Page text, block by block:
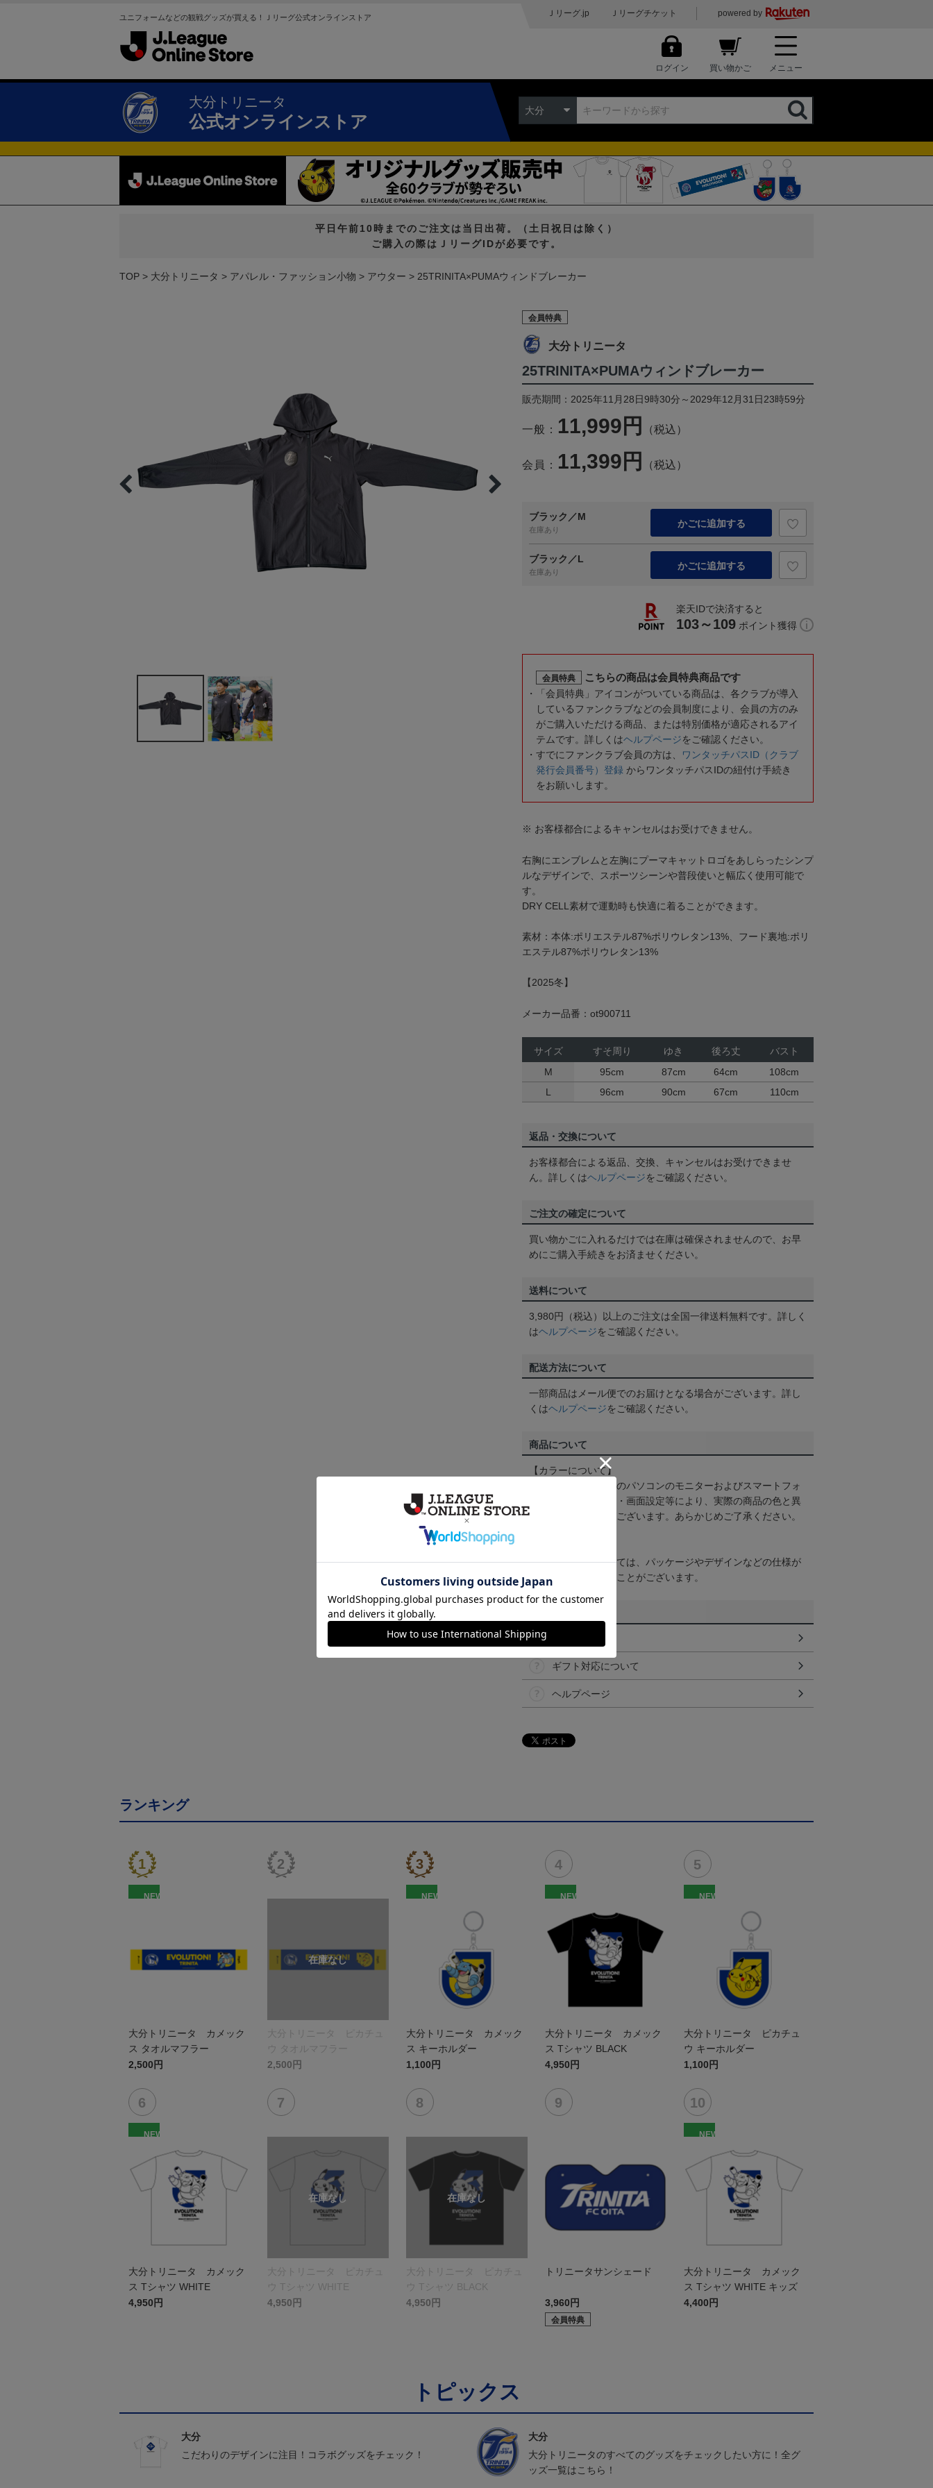
ユニフォームなどの観戦グッズが買える！Ｊリーグ公式オンラインストア Ｊリーグ.jp Ｊリーグチケット powered by
ログイン 買い物かご メニュー
大分トリニータ
公式オンラインストア
大分
平日午前10時までのご注文は当日出荷。（土日祝日は除く）
ご購入の際はＪリーグIDが必要です。
TOP 大分トリニータ アパレル・ファッション小物 アウター 25TRINITA×PUMAウィンドブレーカー
会員特典
大分トリニータ
25TRINITA×PUMAウィンドブレーカー
販売期間：2025年11月28日9時30分～2029年12月31日23時59分
一般： 11,999円 （税込）
会員： 11,399円 （税込）
ブラック／M
在庫あり
かごに追加する
ブラック／L
在庫あり
かごに追加する
楽天IDで決済すると
103～109 ポイント獲得
会員特典 こちらの商品は会員特典商品です
「会員特典」アイコンがついている商品は、各クラブが導入
しているファンクラブなどの会員制度により、会員の方のみ
がご購入いただける商品、または特別価格が適応されるアイ
テムです。詳しくはヘルプページをご確認ください。
すでにファンクラブ会員の方は、
ワンタッチパスID（クラブ
発行会員番号）登録 からワンタッチパスIDの紐付け手続き
をお願いします。
※ お客様都合によるキャンセルはお受けできません。
右胸にエンブレムと左胸にプーマキャットロゴをあしらったシンプ
ルなデザインで、スポーツシーンや普段使いと幅広く使用可能で
す。
DRY CELL素材で運動時も快適に着ることができます。
素材：本体:ポリエステル87%ポリウレタン13%、フード裏地:ポリ
エステル87%ポリウレタン13%
【2025冬】
メーカー品番：ot900711
サイズ すそ周り ゆき 後ろ丈
バスト
M
95cm 87cm 64cm
108cm
L
96cm 90cm 67cm 110cm
返品・交換について
お客様都合による返品、交換、キャンセルはお受けできませ
ん。詳しくはヘルプページをご確認ください。
ご注文の確定について
買い物かごに入れるだけでは在庫は確保されませんので、お早
めにご購入手続きをお済ませください。
送料について
3,980円（税込）以上のご注文は全国一律送料無料です。詳しく
はヘルプページをご確認ください。
配送方法について
一部商品はメール便でのお届けとなる場合がございます。詳し
くはヘルプページをご確認ください。
商品について
【カラーについて】
商品画像は、お使いのパソコンのモニターおよびスマートフォ
ンのメーカー・機種・画面設定等により、実際の商品の色と異
なって見える場合がございます。あらかじめご了承ください。
取り扱い商品によっては、パッケージやデザインなどの仕様が
予告なく変更になることがございます。
ギフト対応について
ヘルプページ
ランキング
NEW
大分トリニータ カメック
ス タオルマフラー
2,500円
大分トリニータ ピカチュ
ウ タオルマフラー
2,500円
NEW
大分トリニータ カメック
ス キーホルダー
1,100円
NEW
大分トリニータ カメック
ス Tシャツ BLACK
4,950円
NEW
大分トリニータ ピカチュ
ウ キーホルダー
1,100円
NEW
大分トリニータ カメック
ス Tシャツ WHITE
4,950円
大分トリニータ ピカチュ
ウ Tシャツ WHITE
4,950円
大分トリニータ ピカチュ
ウ Tシャツ BLACK
4,950円
トリニータサンシェード
3,960円
会員特典
NEW
大分トリニータ カメック
ス Tシャツ WHITE キッズ
4,400円
トピックス
大分
こだわりのデザインに注目！コラボグッズをチェック！
大分
大分トリニータのすべてのグッズをチェックしたい方に！全グ
ッズ一覧はこちら！